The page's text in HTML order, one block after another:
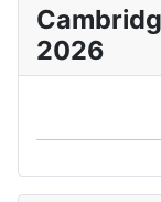
2026